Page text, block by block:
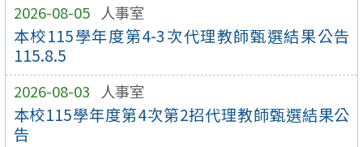
2026-08-05 人事室
本校115學年度第4-3次代理教師甄選結果公告
115.8.5
2026-08-03 人事室
本校115學年度第4次第2招代理教師甄選結果公
告